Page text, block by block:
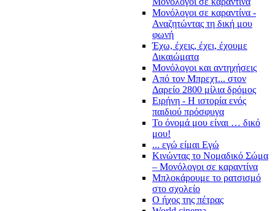
Μονόλογοι σε καραντίνα -
Αναζητώντας τη δική μου
φωνή
Έχω, έχεις, έχει, έχουμε
Δικαιώματα
Μονόλογοι και αντηχήσεις
Από τον Μπρεχτ... στον
Δαρείο 2800 μίλια δρόμος
Ειρήνη - Η ιστορία ενός
παιδιού πρόσφυγα
Το όνομά μου είναι … δικό
μου!
... εγώ είμαι Εγώ
Κινώντας το Νομαδικό Σώμα
– Μονόλογοι σε καραντίνα
Μπλοκάρουμε το ρατσισμό
στο σχολείο
Ο ήχος της πέτρας